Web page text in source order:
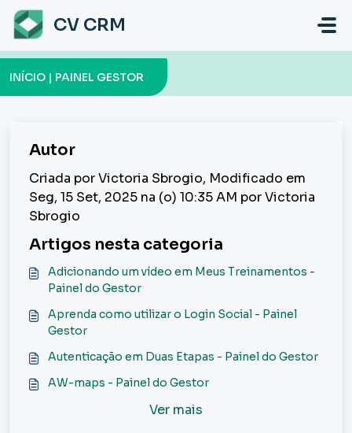
Ir para o conteúdo principal
CV CRM
INÍCIO | PAINEL GESTOR
Autor
Criada por Victoria Sbrogio, Modificado em
Seg, 15 Set, 2025 na (o) 10:35 AM por Victoria
Sbrogio
Artigos nesta categoria
Adicionando um vídeo em Meus Treinamentos -
Painel do Gestor
Aprenda como utilizar o Login Social - Painel
Gestor
Autenticação em Duas Etapas - Painel do Gestor
AW-maps - Painel do Gestor
Ver mais